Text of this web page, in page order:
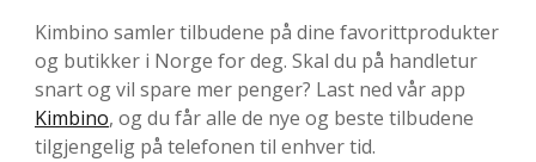
Kimbino samler tilbudene på dine favorittprodukter
og butikker i Norge for deg. Skal du på handletur
snart og vil spare mer penger? Last ned vår app
Kimbino, og du får alle de nye og beste tilbudene
tilgjengelig på telefonen til enhver tid.